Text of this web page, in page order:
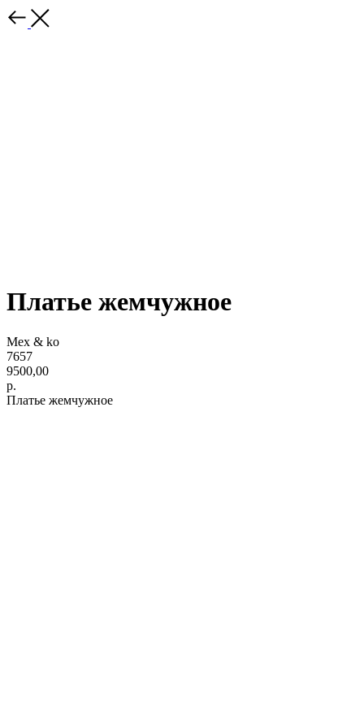
Платье жемчужное
Mex & ko
7657
9500,00
р.
Платье жемчужное